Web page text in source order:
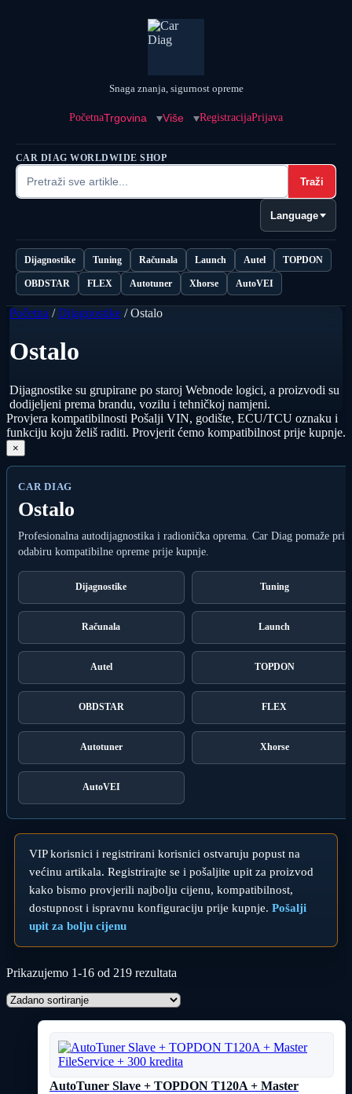
Snaga znanja, sigurnost opreme
PočetnaTrgovina Više RegistracijaPrijava
CAR DIAG WORLDWIDE SHOP
Traži
Language
Dijagnostike Tuning Računala Launch Autel TOPDON
OBDSTAR FLEX Autotuner Xhorse AutoVEI
Početna /Dijagnostike / Ostalo
Ostalo
Dijagnostike su grupirane po staroj Webnode logici, a proizvodi su
dodijeljeni prema brandu, vozilu i tehničkoj namjeni.
Provjera kompatibilnosti Pošalji VIN, godište, ECU/TCU oznaku i
funkciju koju želiš raditi. Provjerit ćemo kompatibilnost prije kupnje.
×
CAR DIAG
Ostalo
Profesionalna autodijagnostika i radionička oprema. Car Diag pomaže pri
odabiru kompatibilne opreme prije kupnje.
Dijagnostike Tuning
Računala Launch
Autel TOPDON
OBDSTAR FLEX
Autotuner Xhorse
AutoVEI
VIP korisnici i registrirani korisnici ostvaruju popust na
većinu artikala. Registrirajte se i pošaljite upit za proizvod
kako bismo provjerili najbolju cijenu, kompatibilnost,
dostupnost i ispravnu konfiguraciju prije kupnje. Pošalji
upit za bolju cijenu
Prikazujemo 1-16 od 219 rezultata
AutoTuner Slave + TOPDON T120A + Master